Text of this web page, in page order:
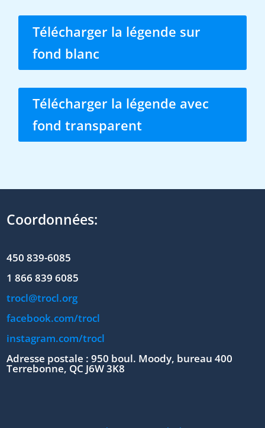
Télécharger la légende sur
fond blanc
Télécharger la légende avec
fond transparent
Coordonnées:
450 839-6085
1 866 839 6085
trocl@trocl.org
facebook.com/trocl
instagram.com/trocl
Adresse postale : 950 boul. Moody, bureau 400
Terrebonne, QC J6W 3K8